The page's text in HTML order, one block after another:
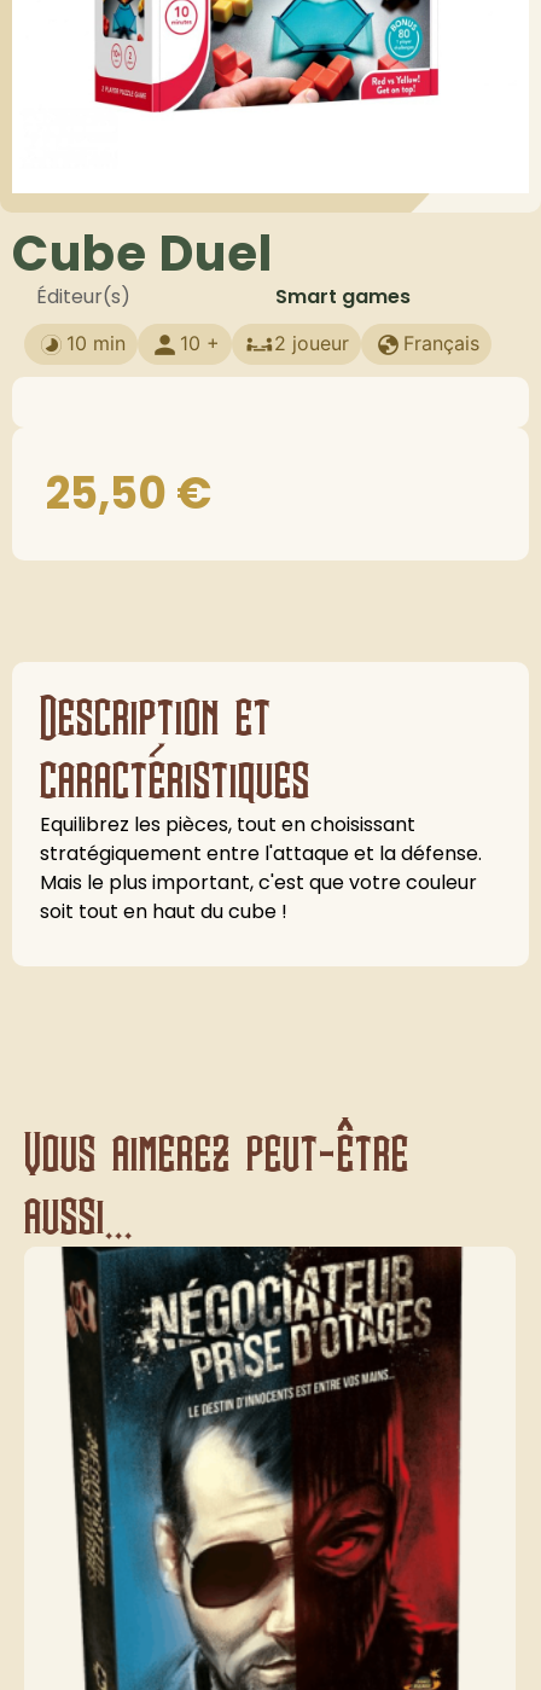
Cube Duel
Éditeur(s) Smart games
10 min 10 + 2 joueur Français
25,50€
Description et
caractéristiques
Equilibrez les pièces, tout en choisissant
stratégiquement entre l'attaque et la défense.
Mais le plus important, c'est que votre couleur
soit tout en haut du cube !
Vous aimerez peut-être
aussi...